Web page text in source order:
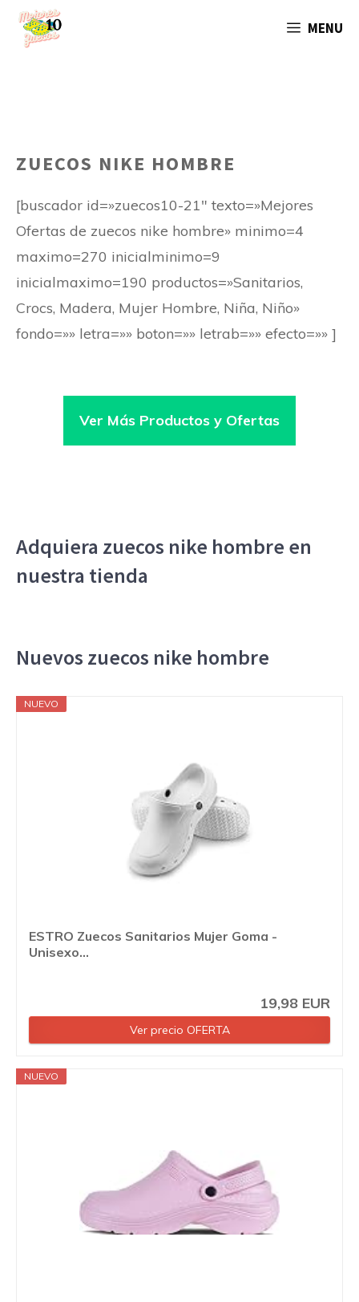
Saltar
MENU
ZUECOS NIKE HOMBRE
[buscador id=»zuecos10-21″ texto=»Mejores
Ofertas de zuecos nike hombre» minimo=4
maximo=270 inicialminimo=9
inicialmaximo=190 productos=»Sanitarios,
Crocs, Madera, Mujer Hombre, Niña, Niño»
fondo=»» letra=»» boton=»» letrab=»» efecto=»» ]
Ver Más Productos y Ofertas
Adquiera zuecos nike hombre en
nuestra tienda
Nuevos zuecos nike hombre
NUEVO
ESTRO Zuecos Sanitarios Mujer Goma -
Unisexo...
19,98 EUR
Ver precio OFERTA
NUEVO